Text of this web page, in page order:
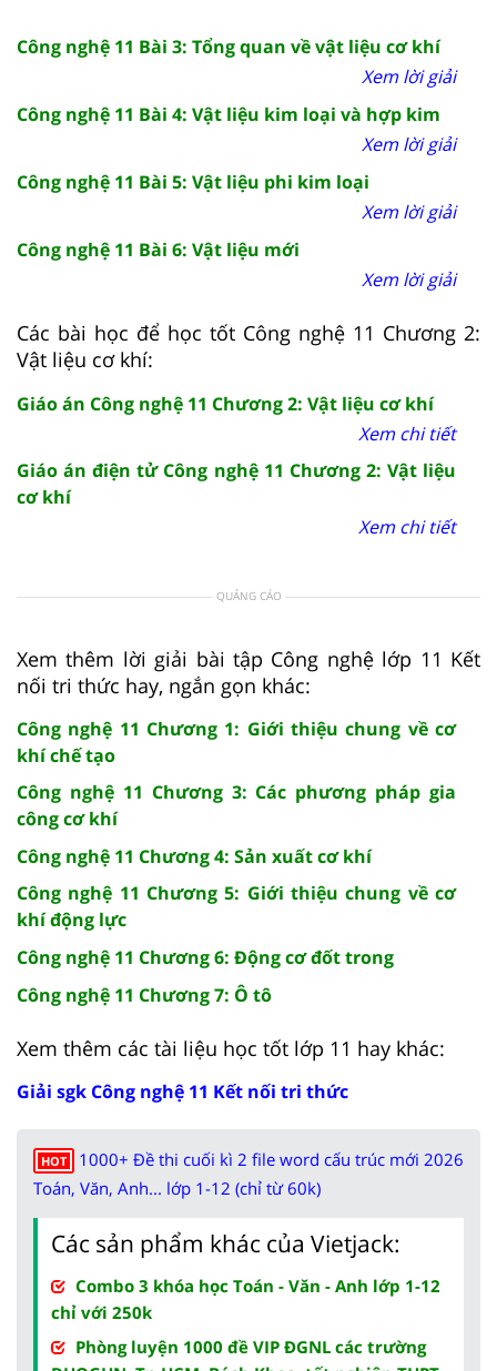
Công nghệ 11 Bài 3: Tổng quan về vật liệu cơ khí
Xem lời giải
Công nghệ 11 Bài 4: Vật liệu kim loại và hợp kim
Xem lời giải
Công nghệ 11 Bài 5: Vật liệu phi kim loại
Xem lời giải
Công nghệ 11 Bài 6: Vật liệu mới
Xem lời giải
Các bài học để học tốt Công nghệ 11 Chương 2:
Vật liệu cơ khí:
Giáo án Công nghệ 11 Chương 2: Vật liệu cơ khí
Xem chi tiết
Giáo án điện tử Công nghệ 11 Chương 2: Vật liệu
cơ khí
Xem chi tiết
QUẢNG CÁO
Xem thêm lời giải bài tập Công nghệ lớp 11 Kết
nối tri thức hay, ngắn gọn khác:
Công nghệ 11 Chương 1: Giới thiệu chung về cơ
khí chế tạo
Công nghệ 11 Chương 3: Các phương pháp gia
công cơ khí
Công nghệ 11 Chương 4: Sản xuất cơ khí
Công nghệ 11 Chương 5: Giới thiệu chung về cơ
khí động lực
Công nghệ 11 Chương 6: Động cơ đốt trong
Công nghệ 11 Chương 7: Ô tô
Xem thêm các tài liệu học tốt lớp 11 hay khác:
Giải sgk Công nghệ 11 Kết nối tri thức
HOT
1000+ Đề thi cuối kì 2 file word cấu trúc mới 2026
Toán, Văn, Anh... lớp 1-12 (chỉ từ 60k)
Các sản phẩm khác của Vietjack:
Combo 3 khóa học Toán - Văn - Anh lớp 1-12
chỉ với 250k
Phòng luyện 1000 đề VIP ĐGNL các trường